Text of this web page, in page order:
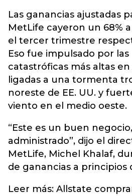
Las ganancias ajustadas
MetLife cayeron un 68%
el tercer trimestre
Eso fue impulsado por las
catastróficas más altas
ligadas a una tormenta
noreste de EE. UU. y
viento en el medio oeste.
“Este es un buen
administrado”, dijo el
MetLife, Michel Khalaf,
de ganancias a principios
Leer más: Allstate